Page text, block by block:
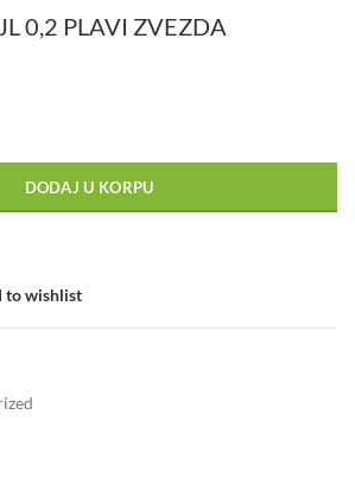
0,2 PLAVI ZVEZDA
DODAJ U KORPU
to wishlist